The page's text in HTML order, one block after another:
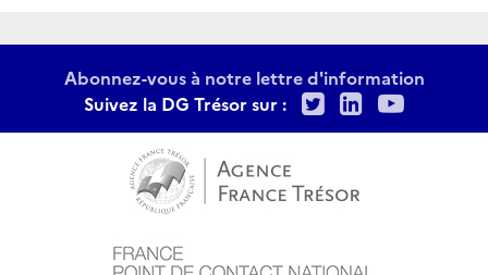
Abonnez-vous à notre lettre d'information
Suivez la DG Trésor sur :
TwitterLinkedIn